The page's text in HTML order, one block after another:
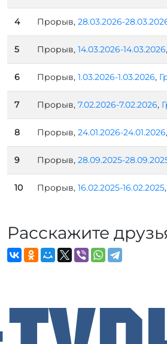
4 Прорыв, 28.03.2026-
5 Прорыв, 14.03.2026-14.03.2026,
6 Прорыв, 1.03.2026-1.03.2026,
7 Прорыв, 7.02.2026-7.02.2026,
8 Прорыв, 24.01.2026-24.01.2026,
9 Прорыв, 28.09.2025-
10 Прорыв, 16.02.2025-16.02.2025,
Расскажите